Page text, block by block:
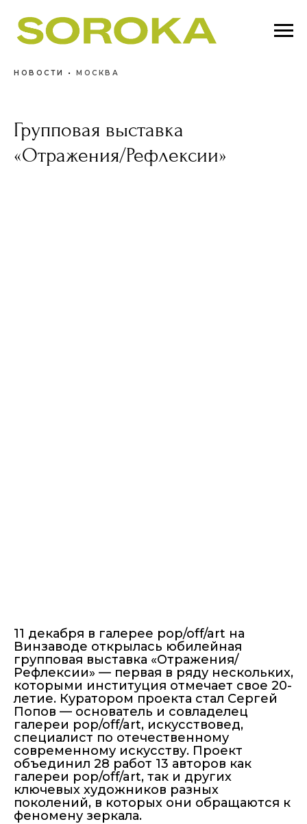
НОВОСТИ • МОСКВА
Групповая выставка
«Отражения/Рефлексии»
11 декабря в галерее pop/off/art на
Винзаводе открылась юбилейная
групповая выставка «Отражения/
Рефлексии» — первая в ряду нескольких,
которыми институция отмечает свое 20-
летие. Куратором проекта стал Сергей
Попов — основатель и совладелец
галереи pop/off/art, искусствовед,
специалист по отечественному
современному искусству. Проект
объединил 28 работ 13 авторов как
галереи pop/off/art, так и других
ключевых художников разных
поколений, в которых они обращаются к
феномену зеркала.